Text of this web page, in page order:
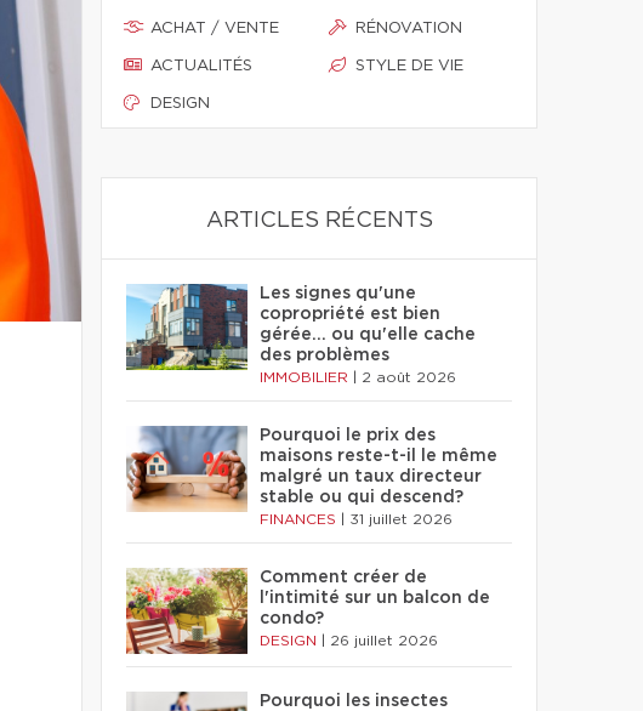
ACHAT / VENTE
ACTUALITÉS
DESIGN
RÉNOVATION
STYLE DE VIE
ARTICLES RÉCENTS
Les signes qu'une
copropriété est bien
gérée… ou qu'elle cache
des problèmes
IMMOBILIER 2 août 2026
Pourquoi le prix des
maisons reste-t-il le même
malgré un taux directeur
stable ou qui descend?
FINANCES 31 juillet 2026
Comment créer de
l'intimité sur un balcon de
condo?
DESIGN 26 juillet 2026
Pourquoi les insectes